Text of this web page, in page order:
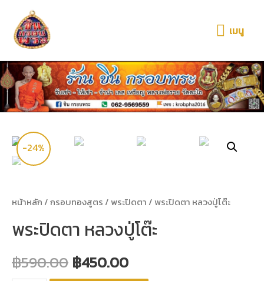
เมนู
-24%
หน้าหลัก /กรอบทองสูตร /พระปิดตา / พระปิดตา หลวงปู่โต๊ะ
พระปิดตา หลวงปู่โต๊ะ
฿590.00 ฿450.00